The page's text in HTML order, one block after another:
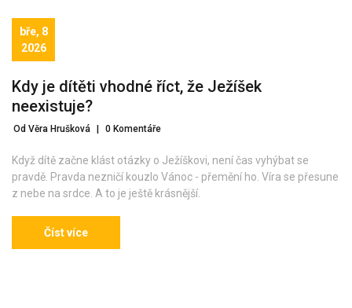
bře, 8
2026
Kdy je dítěti vhodné říct, že Ježíšek
neexistuje?
Od Věra Hrušková 0 Komentáře
Když dítě začne klást otázky o Ježíškovi, není čas vyhýbat se
pravdě. Pravda nezničí kouzlo Vánoc - přemění ho. Víra se přesune
z nebe na srdce. A to je ještě krásnější.
Číst více